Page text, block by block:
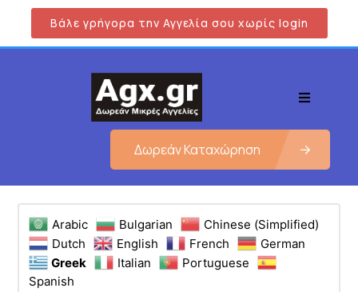
Βάλε γρήγορα την Αγγελία σου χωρίς login
Δωρεάν Καταχώρηση
Arabic Bulgarian
Chinese (Simplified)
Dutch
English French
German
Greek
Italian
Portuguese
Spanish